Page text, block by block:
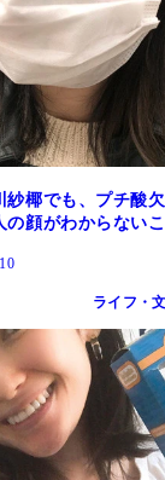
紗椰でも、プチ酸
顔がわからないこ
ライフ・